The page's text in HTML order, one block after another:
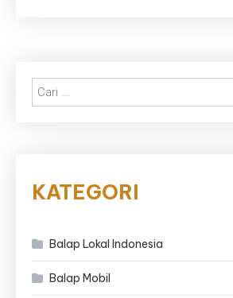
KATEGORI
Balap Lokal Indonesia
Balap Mobil